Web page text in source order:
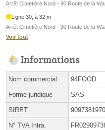
Arrêt Cimetière Nord - 90 Route de la
Ligne 30, à 32 m
Arrêt Cimetière Nord - 90 Route de la
Voir tout
Informations
Nom commercial 94FOOD
Forme juridique SAS
SIRET
N° TVA Intra.